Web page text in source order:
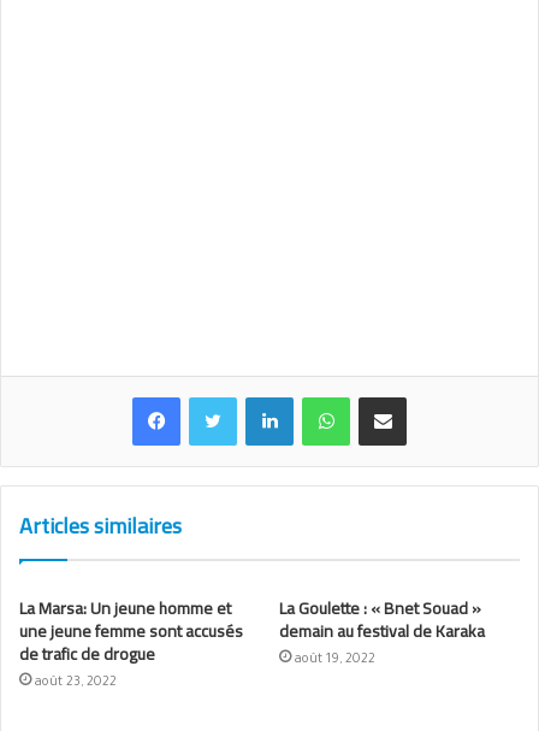
LinkedinWhatsAppPartager par email
Articles similaires
La Marsa: Un jeune homme et
une jeune femme sont accusés
de trafic de drogue
août 23, 2022
La Goulette : « Bnet Souad »
demain au festival de Karaka
août 19, 2022